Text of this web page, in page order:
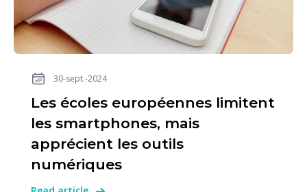
30-sept.-2024
Les écoles européennes limitent
les smartphones, mais
apprécient les outils
numériques